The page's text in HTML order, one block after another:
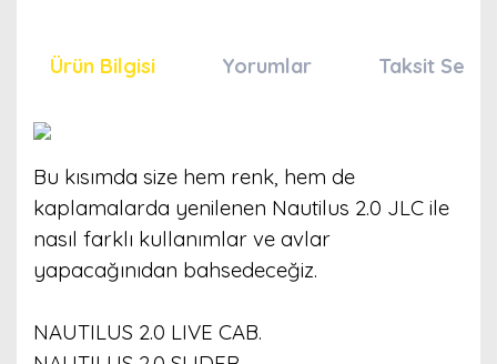
Ürün Bilgisi Yorumlar Taksit
Bu kısımda size hem renk, hem de
kaplamalarda yenilenen Nautilus 2.0 JLC ile
nasıl farklı kullanımlar ve avlar
yapacağınıdan bahsedeceğiz.
NAUTILUS 2.0 LIVE CAB.